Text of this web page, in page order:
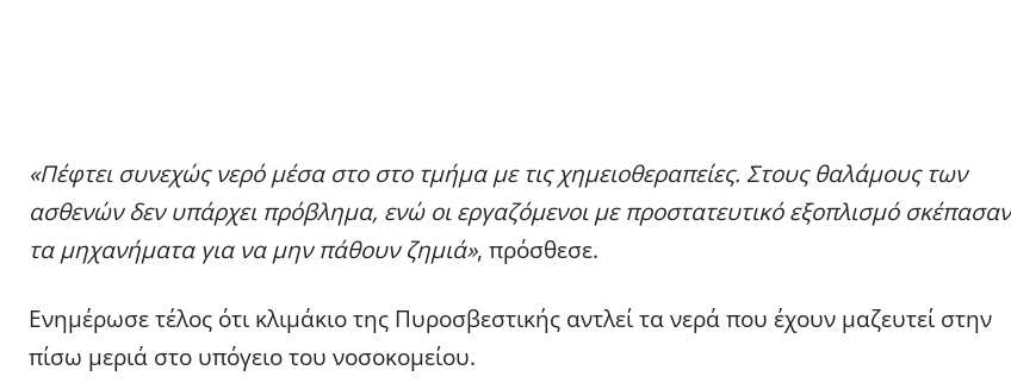
«Πέφτει συνεχώς νερό μέσα στο στο τμήμα με τις χημειοθεραπείες. Στους θαλάμους των
ασθενών δεν υπάρχει πρόβλημα, ενώ οι εργαζόμενοι με προστατευτικό εξοπλισμό σκέπασαν
τα μηχανήματα για να μην πάθουν ζημιά», πρόσθεσε.
Ενημέρωσε τέλος ότι κλιμάκιο της Πυροσβεστικής αντλεί τα νερά που έχουν μαζευτεί στην
πίσω μεριά στο υπόγειο του νοσοκομείου.